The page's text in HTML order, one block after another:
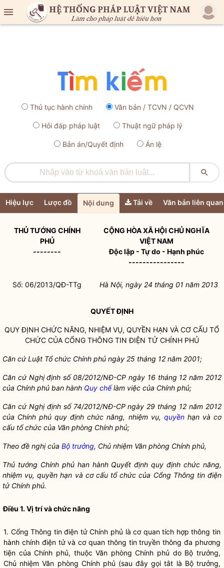

Thủ tục hành chính Văn bản / TCVN / QCVN
Hỏi đáp pháp luật Thuật ngữ pháp lý
Bản án/Quyết định Án lệ

Hiệu lực Lược đồ Nội dung Tải về Văn bản liên quan
THỦ TƯỚNG CHÍNH
PHỦ
--------
CỘNG HÒA XÃ HỘI CHỦ NGHĨA
VIỆT NAM
Độc lập - Tự do - Hạnh phúc
----------------
Số: 06/2013/QĐ-TTg Hà Nội, ngày 24 tháng 01 năm 2013
QUYẾT ĐỊNH
QUY ĐỊNH CHỨC NĂNG, NHIỆM VỤ, QUYỀN HẠN VÀ CƠ CẤU TỔ
CHỨC CỦA CỔNG THÔNG TIN ĐIỆN TỬ CHÍNH PHỦ
Căn cứ Luật Tổchức Chính phủ ngày 25 tháng 12 năm 2001;
Căn cứ Nghị định số08/2012/NĐ-CP ngày 16 tháng 12 năm 2012
của Chính phủ ban hành Quy chếlàm việc của Chính phủ;
Căn cứ Nghị định số74/2012/NĐ-CP ngày 29 tháng 12 năm 2012
của Chính phủ quy định chức năng, nhiệm vụ, quyềnhạn và cơ
cấu tổ chức của Văn phòng Chính phủ;
Theo đề nghị của Bộ trưởng, Chủ nhiệm Văn phòng Chính phủ,
Thủ tướng Chính phủ han hành Quyết định quy định chức năng,
nhiệm vụ,quyền hạn và cơ cấu tổ chức của Cổng Thông tin điện
tử Chính phủ.
Điều 1. Vị trí và chức năng
1. Cổng Thông tin điện tử Chính phủ là cơ quan tích hợp thông tin
hành chính điện tử và cơ quan thông tin truyền thông đa phương
tiện của Chính phủ, thuộc Văn phòng Chính phủ do Bộ trưởng,
Chủ nhiệm Văn phòng Chính phủ (sau đây gọi tắt là Bộ trưởng,